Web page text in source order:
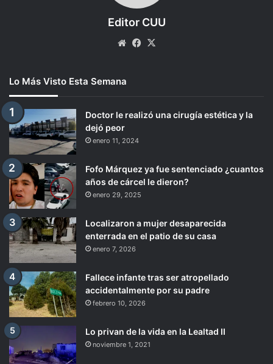
Editor CUU
WebsiteFacebook
Lo Más Visto Esta Semana
Doctor le realizó una cirugía estética y la
dejó peor
enero 11, 2024
Fofo Márquez ya fue sentenciado ¿cuantos
años de cárcel le dieron?
enero 29, 2025
Localizaron a mujer desaparecida
enterrada en el patio de su casa
enero 7, 2026
Fallece infante tras ser atropellado
accidentalmente por su padre
febrero 10, 2026
Lo privan de la vida en la Lealtad II
noviembre 1, 2021